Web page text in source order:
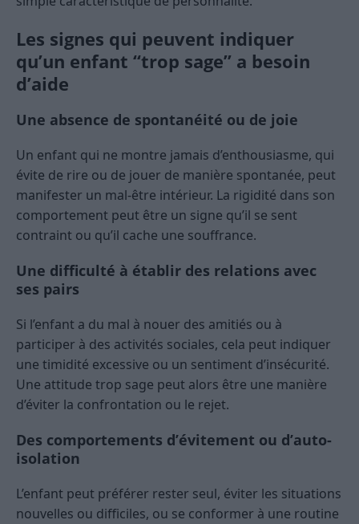
Les signes qui peuvent indiquer
qu’un enfant “trop sage” a besoin
d’aide
Une absence de spontanéité ou de joie
Un enfant qui ne montre jamais d’enthousiasme, qui
évite de rire ou de jouer de manière spontanée, peut
manifester un mal-être intérieur. La rigidité dans son
comportement peut être un signe qu’il se sent
contraint ou qu’il cache une souffrance.
Une difficulté à établir des relations avec
ses pairs
Si l’enfant a du mal à nouer des amitiés ou à
participer à des activités sociales, cela peut indiquer
une timidité excessive ou un sentiment d’insécurité.
Une attitude trop sage peut alors être une manière
d’éviter la confrontation ou le rejet.
Des comportements d’évitement ou d’auto-
isolation
L’enfant peut préférer rester seul, éviter les situations
nouvelles ou difficiles, ou se conformer à une routine